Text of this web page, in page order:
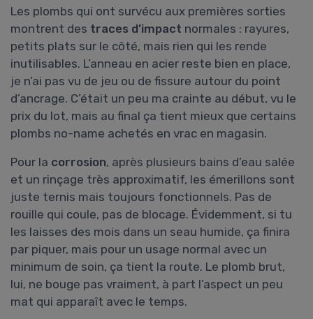
Les plombs qui ont survécu aux premières sorties
montrent des traces d’impact normales : rayures,
petits plats sur le côté, mais rien qui les rende
inutilisables. L’anneau en acier reste bien en place,
je n’ai pas vu de jeu ou de fissure autour du point
d’ancrage. C’était un peu ma crainte au début, vu le
prix du lot, mais au final ça tient mieux que certains
plombs no-name achetés en vrac en magasin.
Pour la corrosion, après plusieurs bains d’eau salée
et un rinçage très approximatif, les émerillons sont
juste ternis mais toujours fonctionnels. Pas de
rouille qui coule, pas de blocage. Évidemment, si tu
les laisses des mois dans un seau humide, ça finira
par piquer, mais pour un usage normal avec un
minimum de soin, ça tient la route. Le plomb brut,
lui, ne bouge pas vraiment, à part l’aspect un peu
mat qui apparaît avec le temps.